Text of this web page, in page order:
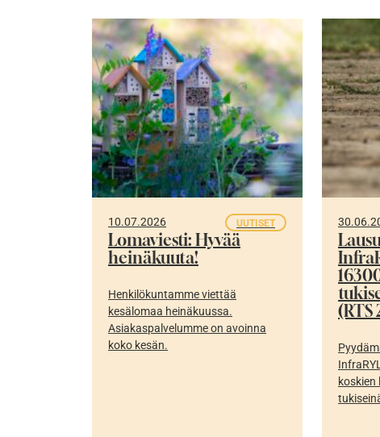
10.07.2026 UUTISET
Lomaviesti: Hyvää
heinäkuuta!
Henkilökuntamme viettää
kesälomaa heinäkuussa.
Asiakaspalvelumme on avoinna
koko kesän.
(RTS
koskien